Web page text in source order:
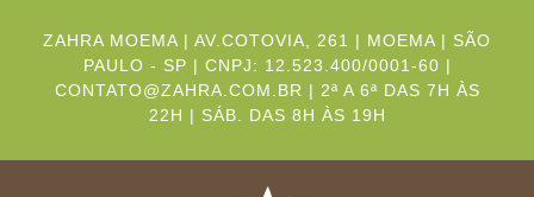
ZAHRA MOEMA | AV.COTOVIA, 261 | MOEMA | SÃO
PAULO - SP | CNPJ: 12.523.400/0001-60 |
CONTATO@ZAHRA.COM.BR | 2ª A 6ª DAS 7H ÀS
22H | SÁB. DAS 8H ÀS 19H